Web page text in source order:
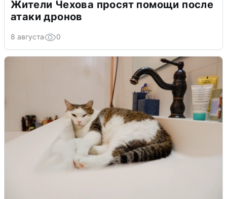
Жители Чехова просят помощи после
атаки дронов
8 августа 0